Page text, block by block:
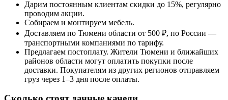
Дарим постоянным клиентам скидки до 15%, регулярно
проводим акции.
Собираем и монтируем мебель.
Доставляем по Тюмени области от 500 ₽, по России —
транспортными компаниями по тарифу.
Предлагаем постоплату. Жители Тюмени и ближайших
районов области могут оплатить покупки после
доставки. Покупателям из других регионов отправляем
груз через 1–3 дня после оплаты.